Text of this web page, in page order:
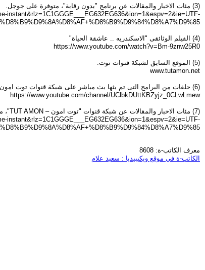
(3) مئات الاخبار والمقالات عن برنامج "بدون رقابة"، متوفرة على جوجل.
instant&rlz=1C1GGGE___EG632EG636&ion=1&espv=2&ie=UTF-
(4) الفيلم الوثائقى "الاسكندريه .. عاشقة الحياة"
https://www.youtube.com/watch?v=Bm-9znw25R0
(5) الموقع السابق لشبكة قنوات توت.
www.tutamon.net
(6) حلقات من البرامج التى تم بثها بث مباشر على شبكة قنوات توت امون، نسخ منها على اليوتيوب.
https://www.youtube.com/channel/UClbkDUttKBZyjz_0CLwLmew
(7) مئات الاخبار والمقالات عن شبكة قنوات "توت امون – TUT AMON"، متوفرة على جوجل.
instant&rlz=1C1GGGE___EG632EG636&ion=1&espv=2&ie=UTF-
معرف الكاتب-ة: 8608
الكاتب-ة في موقع ويكيبيديا : سعيد علام